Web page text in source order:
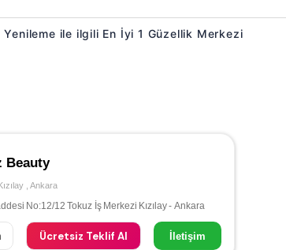
Yenileme ile ilgili En İyi 1 Güzellik Merkezi
Beauty
Ankara
No:12/12 Tokuz İş Merkezi Kızılay - Ankara
Ücretsiz Teklif Al İletişim